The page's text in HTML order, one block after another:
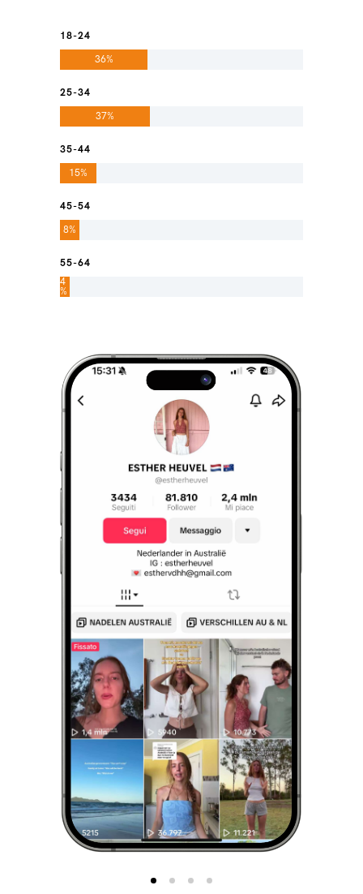
18-24
36%
25-34
37%
35-44
15%
45-54
8%
55-64
4
%